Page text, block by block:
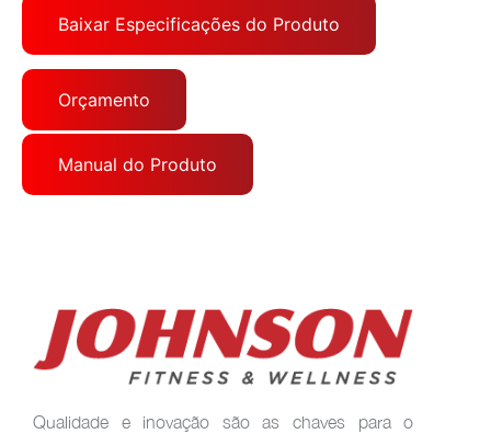
Baixar Especificações do Produto
Orçamento
Manual do Produto
Qualidade e inovação são as chaves para o